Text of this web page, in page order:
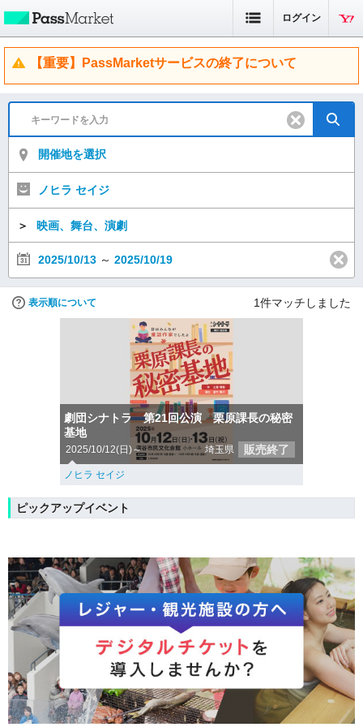
ログイン
【重要】PassMarketサービスの終了について
開催地を選択
ノヒラ セイジ
＞ 映画、舞台、演劇
2025/10/13 ～ 2025/10/19
表示順について 1件マッチしました
劇団シナトラ 第21回公演 栗原課長の秘密
基地
2025/10/12(日)～ 埼玉県 販売終了
ノヒラ セイジ
ピックアップイベント